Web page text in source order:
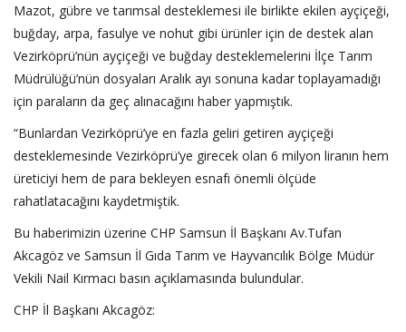
Mazot, gübre ve tarımsal desteklemesi ile birlikte ekilen ayçiçeği,
buğday, arpa, fasulye ve nohut gibi ürünler için de destek alan
Vezirköprü’nün ayçiçeği ve buğday desteklemelerini İlçe Tarım
Müdrülüğü’nün dosyaları Aralık ayı sonuna kadar toplayamadığı
için paraların da geç alınacağını haber yapmıştık.
“Bunlardan Vezirköprü’ye en fazla geliri getiren ayçiçeği
desteklemesinde Vezirköprü’ye girecek olan 6 milyon liranın hem
üreticiyi hem de para bekleyen esnafı önemli ölçüde
rahatlatacağını kaydetmiştik.
Bu haberimizin üzerine CHP Samsun İl Başkanı Av.Tufan
Akcagöz ve Samsun İl Gıda Tarım ve Hayvancılık Bölge Müdür
Vekili Nail Kırmacı basın açıklamasında bulundular.
CHP İl Başkanı Akcagöz: